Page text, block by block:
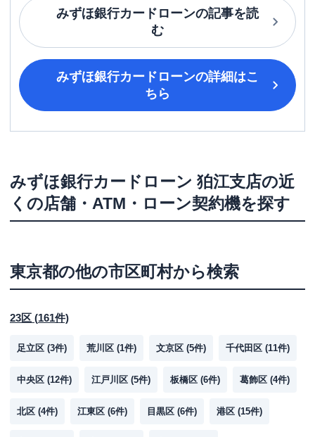
みずほ銀行カードローンの記事を読
む
みずほ銀行カードローンの詳細はこ
ちら
みずほ銀行カードローン 狛江支店の近
くの店舗・ATM・ローン契約機を探す
東京都の他の市区町村から検索
23区 (161件)
足立区 (3件) 荒川区 (1件) 文京区 (5件) 千代田区 (11件)
中央区 (12件) 江戸川区 (5件) 板橋区 (6件) 葛飾区 (4件)
北区 (4件) 江東区 (6件) 目黒区 (6件) 港区 (15件)